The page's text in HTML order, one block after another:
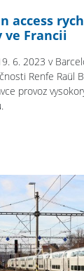
access
ve Francii
6. 2023 v
Renfe Raül
provoz